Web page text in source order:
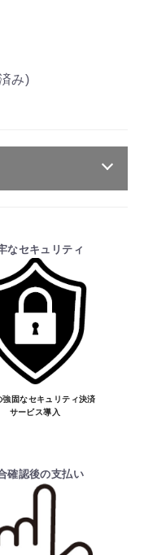
トへ進む
み)
合確認を行
の正式なご連
ります。
認を行い、適
です。
告無く価格が
売不可となる
ご注文のお手
なセキュリティ
強固なセキュリティ決済
サービス導入
確認後の支払い